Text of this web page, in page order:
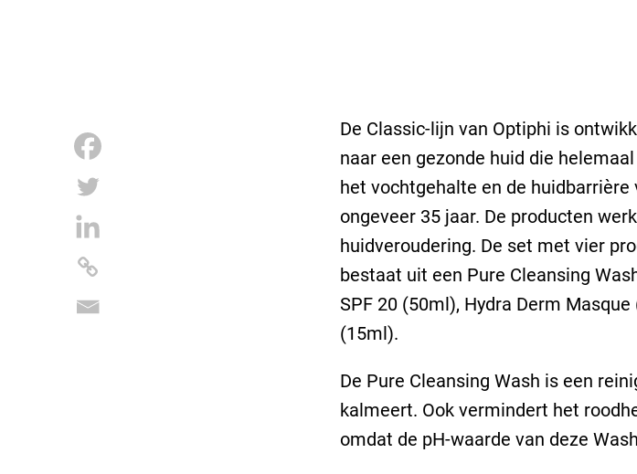
De Classic-lijn van Optiphi is
naar een gezonde huid die
het vochtgehalte en de
ongeveer 35 jaar. De producten
huidveroudering. De set met vier
bestaat uit een Pure Cleansing
SPF 20 (50ml), Hydra Derm
(15ml).
De Pure Cleansing Wash is een
kalmeert. Ook vermindert het
omdat de pH-waarde van deze